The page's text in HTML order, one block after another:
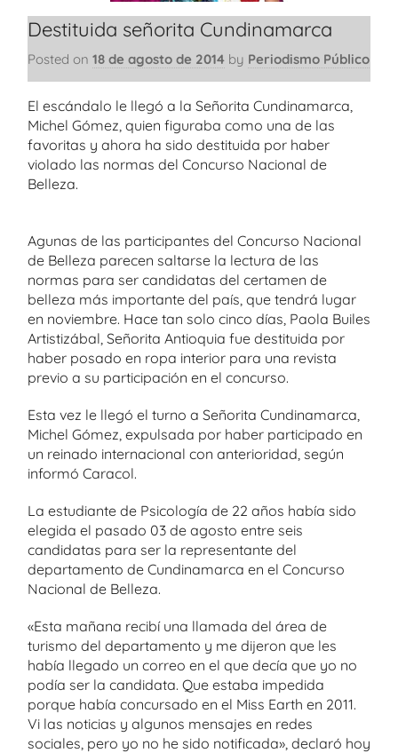
Destituida señorita Cundinamarca
Posted on 18 de agosto de 2014 by Periodismo Público
El escándalo le llegó a la Señorita Cundinamarca,
Michel Gómez, quien figuraba como una de las
favoritas y ahora ha sido destituida por haber
violado las normas del Concurso Nacional de
Belleza.
Agunas de las participantes del Concurso Nacional
de Belleza parecen saltarse la lectura de las
normas para ser candidatas del certamen de
belleza más importante del país, que tendrá lugar
en noviembre. Hace tan solo cinco días, Paola Builes
Artistizábal, Señorita Antioquia fue destituida por
haber posado en ropa interior para una revista
previo a su participación en el concurso.
Esta vez le llegó el turno a Señorita Cundinamarca,
Michel Gómez, expulsada por haber participado en
un reinado internacional con anterioridad, según
informó Caracol.
La estudiante de Psicología de 22 años había sido
elegida el pasado 03 de agosto entre seis
candidatas para ser la representante del
departamento de Cundinamarca en el Concurso
Nacional de Belleza.
«Esta mañana recibí una llamada del área de
turismo del departamento y me dijeron que les
había llegado un correo en el que decía que yo no
podía ser la candidata. Que estaba impedida
porque había concursado en el Miss Earth en 2011.
Vi las noticias y algunos mensajes en redes
sociales, pero yo no he sido notificada», declaró hoy